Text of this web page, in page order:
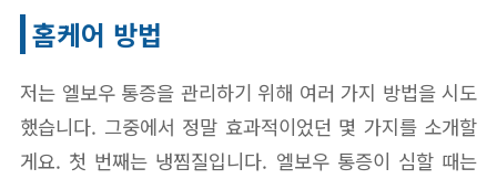
홈케어 방법
저는 엘보우 통증을 관리하기 위해 여러 가지 방법을 시도
했습니다. 그중에서 정말 효과적이었던 몇 가지를 소개할
게요. 첫 번째는 냉찜질입니다. 엘보우 통증이 심할 때는